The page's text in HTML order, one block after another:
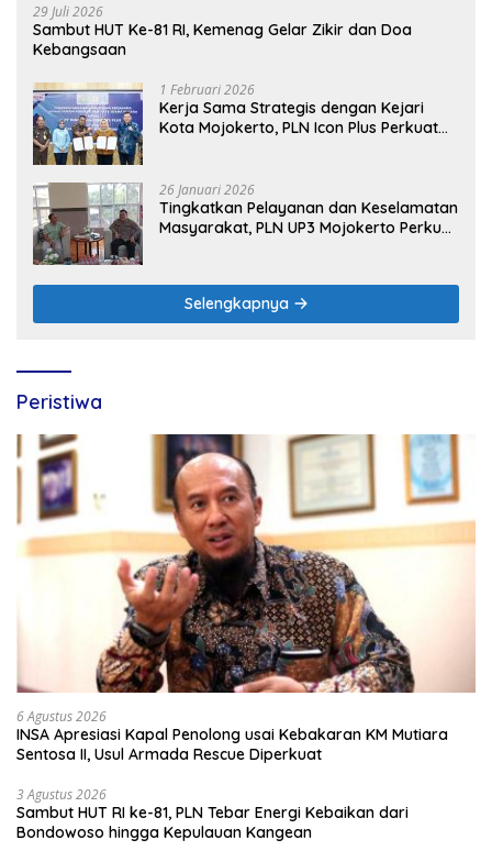
29 Juli 2026
Sambut HUT Ke-81 RI, Kemenag Gelar Zikir dan Doa
Kebangsaan
1 Februari 2026
Kerja Sama Strategis dengan Kejari
Kota Mojokerto, PLN Icon Plus Perkuat
26 Januari 2026
Tingkatkan Pelayanan dan Keselamatan
Masyarakat, PLN UP3 Mojokerto Perkuat
Selengkapnya
Peristiwa
6 Agustus 2026
INSA Apresiasi Kapal Penolong usai Kebakaran KM Mutiara
Sentosa II, Usul Armada Rescue Diperkuat
3 Agustus 2026
Sambut HUT RI ke-81, PLN Tebar Energi Kebaikan dari
Bondowoso hingga Kepulauan Kangean